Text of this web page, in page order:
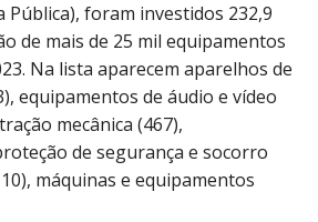
Pública), foram investidos 232,9
de mais de 25 mil equipamentos
Na lista aparecem aparelhos de
equipamentos de áudio e vídeo
mecânica (467),
de segurança e socorro
máquinas e equipamentos